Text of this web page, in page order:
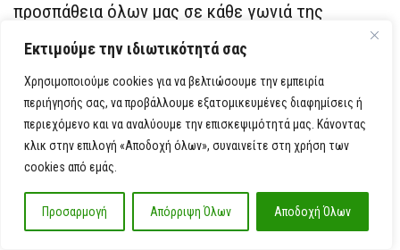
Εκτιμούμε την ιδιωτικότητά σας
Χρησιμοποιούμε cookies για να βελτιώσουμε την εμπειρία
περιήγησής σας, να προβάλλουμε εξατομικευμένες διαφημίσεις ή
περιεχόμενο και να αναλύουμε την επισκεψιμότητά μας. Κάνοντας
κλικ στην επιλογή «Αποδοχή όλων», συναινείτε στη χρήση των
cookies από εμάς.
Προσαρμογή Απόρριψη Όλων Αποδοχή Όλων
προσπάθεια όλων μας σε κάθε γωνιά της
Ελλάδας.
Φίλες και φίλοι,
Σήμερα, από την Αχαΐα των δημοκρατικών
αγώνων, στέλνουμε σαφές μήνυμα σε κάθε
Ελληνίδα και κάθε Έλληνα ότι η μοίρα της χώρας
δεν είναι η σημερινή παρακμή της Νέας